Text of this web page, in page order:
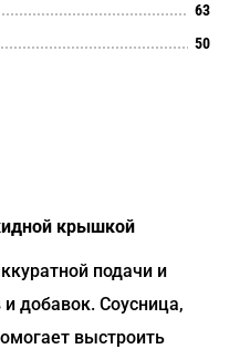
63
50
крышкой
подачи и
добавок. Соусница,
выстроить